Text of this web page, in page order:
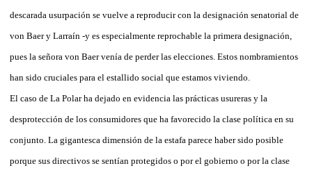
descarada usurpación se vuelve a reproducir con la designación senatorial de
von Baer y Larraín -y es especialmente reprochable la primera designación,
pues la señora von Baer venía de perder las elecciones. Estos nombramientos
han sido cruciales para el estallido social que estamos viviendo.
El caso de La Polar ha dejado en evidencia las prácticas usureras y la
desprotección de los consumidores que ha favorecido la clase política en su
conjunto. La gigantesca dimensión de la estafa parece haber sido posible
porque sus directivos se sentían protegidos o por el gobierno o por la clase